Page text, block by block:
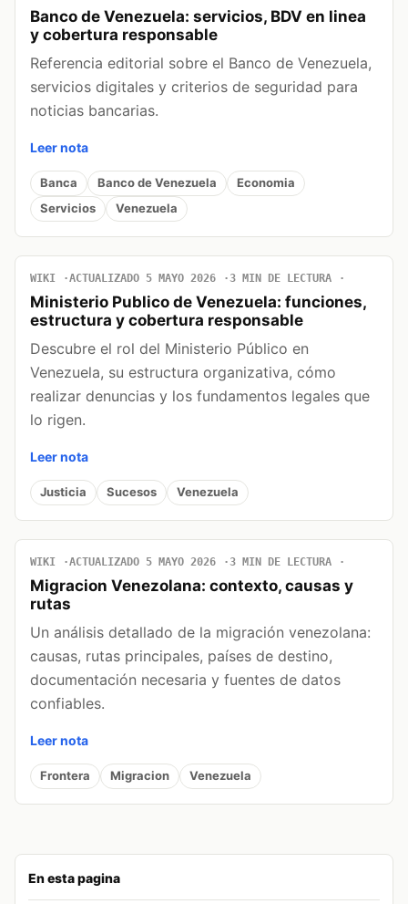
En esta pagina
Banco de Venezuela: servicios, BDV en linea
y cobertura responsable
Referencia editorial sobre el Banco de Venezuela,
servicios digitales y criterios de seguridad para
noticias bancarias.
Leer nota
Banca Banco de Venezuela
Economia
Servicios
Venezuela
WIKI ACTUALIZADO 5 MAYO 2026 3 MIN DE LECTURA
Ministerio Publico de Venezuela: funciones,
estructura y cobertura responsable
Descubre el rol del Ministerio Público en
Venezuela, su estructura organizativa, cómo
realizar denuncias y los fundamentos legales que
lo rigen.
Leer nota
Justicia Sucesos Venezuela
WIKI ACTUALIZADO 5 MAYO 2026 3 MIN DE LECTURA
Migracion Venezolana: contexto, causas y
rutas
Un análisis detallado de la migración venezolana:
causas, rutas principales, países de destino,
documentación necesaria y fuentes de datos
confiables.
Leer nota
Frontera Migracion Venezuela